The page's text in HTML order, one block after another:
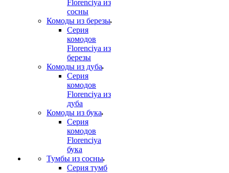
Florenciya из
сосны
Комоды из березы
Серия
комодов
Florenciya из
березы
Комоды из дуба
Серия
комодов
Florenciya из
дуба
Комоды из бука
Серия
комодов
Florenciya
бука
Тумбы из сосны
Серия тумб